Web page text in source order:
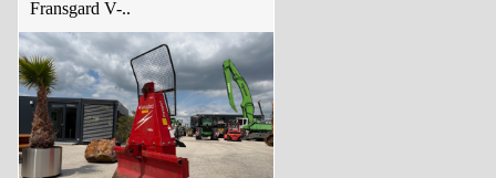
Fransgard V-..